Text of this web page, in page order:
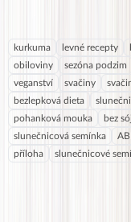
kurkuma levné recepty
obiloviny
sezóna podzim
veganství
svačiny
bezlepková dieta
pohanková mouka
bez
slunečnicová semínka
příloha
slunečnicové